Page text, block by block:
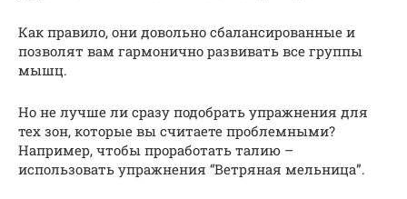
Как правило, они довольно сбалансированные и
позволят вам гармонично развивать все группы
мышц.
Но не лучше ли сразу подобрать упражнения для
тех зон, которые вы считаете проблемными?
Например, чтобы проработать талию –
использовать упражнения “Ветряная мельница”.